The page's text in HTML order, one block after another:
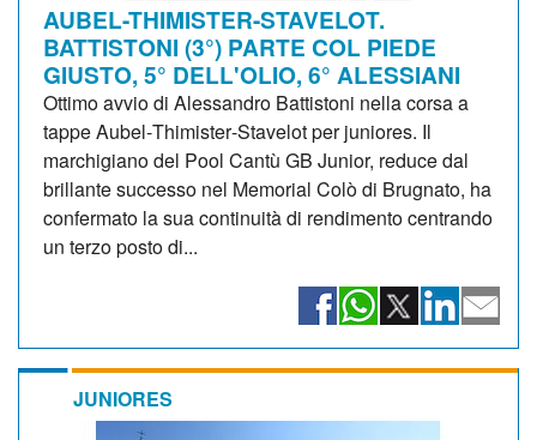
AUBEL-THIMISTER-STAVELOT.
BATTISTONI (3°) PARTE COL PIEDE
GIUSTO, 5° DELL'OLIO, 6° ALESSIANI
Ottimo avvio di Alessandro Battistoni nella corsa a
tappe Aubel‑Thimister‑Stavelot per juniores. Il
marchigiano del Pool Cantù GB Junior, reduce dal
brillante successo nel Memorial Colò di Brugnato, ha
confermato la sua continuità di rendimento centrando
un terzo posto di...
JUNIORES